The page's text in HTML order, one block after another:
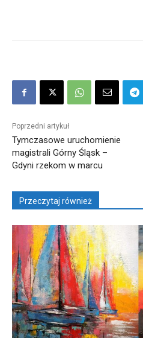
Poprzedni artykuł
Tymczasowe uruchomienie
magistrali Górny Śląsk –
Gdyni rzekom w marcu
Przeczytaj również